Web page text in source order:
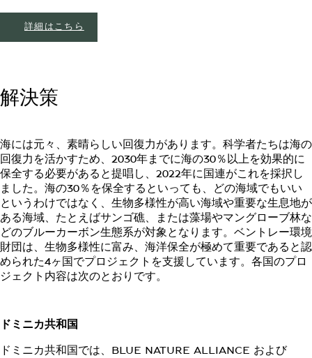
詳細はこちら
解決策
海には元々、素晴らしい回復力があります。科学者たちは海の
回復力を活かすため、2030年までに海の30％以上を効果的に
保全する必要があると提唱し、2022年に国連がこれを採択し
ました。海の30％を保全するといっても、どの海域でもいい
というわけではなく、生物多様性が高い海域や重要な生息地が
ある海域、たとえばサンゴ礁、または藻場やマングローブ林な
どのブルーカーボン生態系が対象となります。ベントレー環境
財団は、生物多様性に富み、海洋保全が極めて重要であると認
められた4ヶ国でプロジェクトを支援しています。各国のプロ
ジェクト内容は次のとおりです。
ドミニカ共和国
ドミニカ共和国では、BLUE NATURE ALLIANCE および